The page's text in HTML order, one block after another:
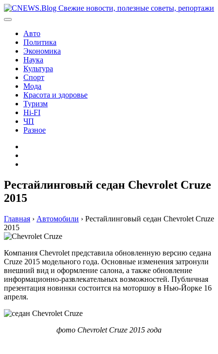
Перейти
к
Авто
Политика
Экономика
Наука
Культура
Спорт
Мода
Красота и здоровье
Туризм
Hi-FI
ЧП
Разное
Рестайлинговый седан Chevrolet Cruze
2015
Главная › Автомобили › Рестайлинговый седан Chevrolet Cruze
2015
Компания Chevrolet представила обновленную версию седана
Cruze 2015 модельного года. Основные изменения затронули
внешний вид и оформление салона, а также обновление
информационно-развлекательных возможностей. Публичная
презентация новинки состоится на моторшоу в Нью-Йорке 16
апреля.
фото Chevrolet Cruze 2015 года